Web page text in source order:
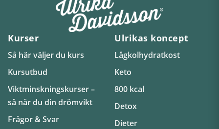
Kurser
Så här väljer du kurs
Kursutbud
Viktminskningskurser –
så når du din drömvikt
Frågor & Svar
Ulrikas koncept
Lågkolhydratkost
Keto
800 kcal
Detox
Dieter